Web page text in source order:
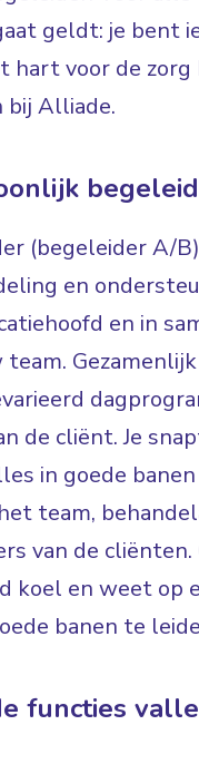
geldt: je bent
hart voor de
bij Alliade.
(begeleider A/
en
en in
de cliënt. Je
in goede
team,
van de
koel en weet op
banen te
functies